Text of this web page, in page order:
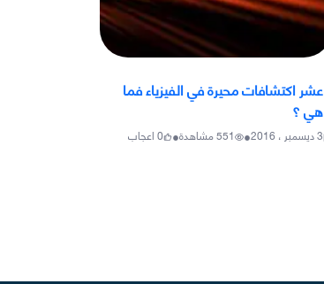
عشر اكتشافات محيرة في الفيزياء فما
هي ؟
3 ديسمبر ، 2016 •
551مشاهدة•
0اعجاب